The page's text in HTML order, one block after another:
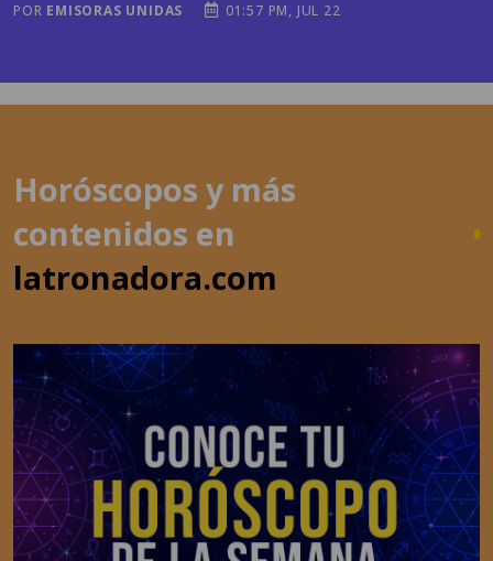
POR EMISORAS UNIDAS 01:57 PM, JUL 22
Horóscopos y más
contenidos en
latronadora.com